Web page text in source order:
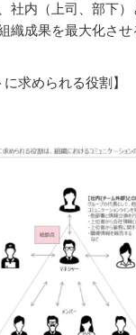
社内（上司、部下
織成果を最大化さ
求められる役割】